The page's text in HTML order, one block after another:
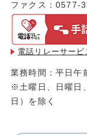
ファクス：0577-
電話リレーサー
業務時間：平日午
※土曜日、日曜日
日）を除く